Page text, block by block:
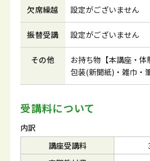
欠席繰越 設定がございません
振替受講 設定がございません
その他
お持ち物【本講座・
包装(新聞紙)・雑巾・
受講料について
内訳
講座受講料